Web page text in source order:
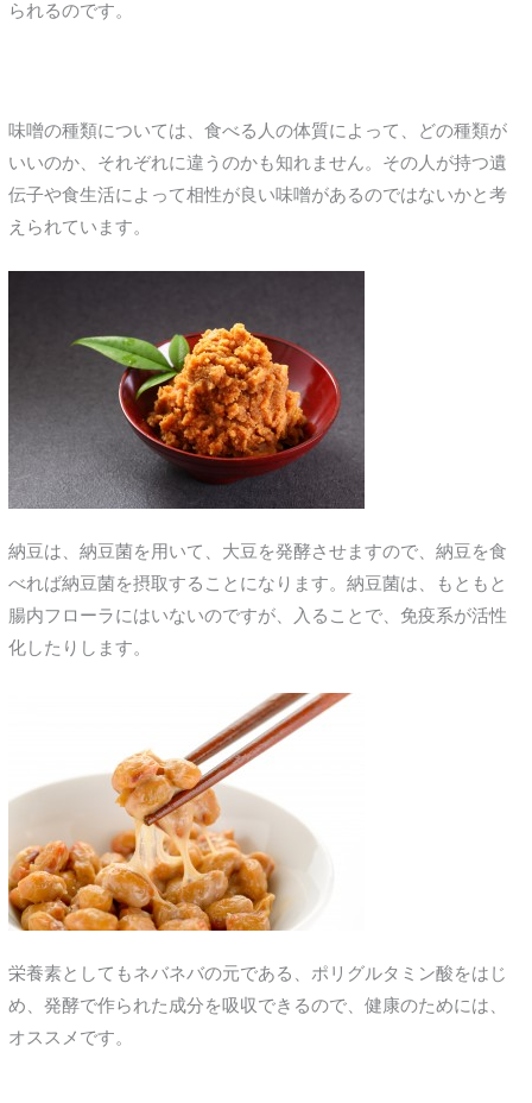
られるのです。
味噌の種類については、食べる人の体質によって、どの種類が
いいのか、それぞれに違うのかも知れません。その人が持つ遺
伝子や食生活によって相性が良い味噌があるのではないかと考
えられています。
納豆は、納豆菌を用いて、大豆を発酵させますので、納豆を食
べれば納豆菌を摂取することになります。納豆菌は、もともと
腸内フローラにはいないのですが、入ることで、免疫系が活性
化したりします。
栄養素としてもネバネバの元である、ポリグルタミン酸をはじ
め、発酵で作られた成分を吸収できるので、健康のためには、
オススメです。